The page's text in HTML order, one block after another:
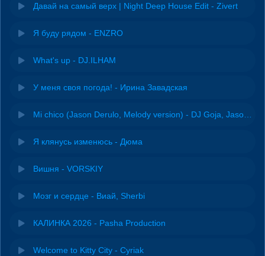
Давай на самый верх | Night Deep House Edit - Zivert
Я буду рядом - ENZRO
What's up - DJ.ILHAM
У меня своя погода! - Ирина Завадская
Я клянусь изменюсь - Дюма
Вишня - VORSKIY
Мозг и сердце - Виай, Sherbi
КАЛИНКА 2026 - Pasha Production
Welcome to Kitty City - Cyriak